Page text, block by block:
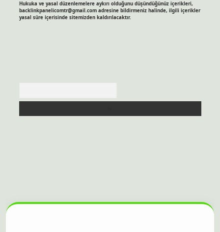
Hukuka ve yasal düzenlemelere aykırı olduğunu düşündüğünüz içerikleri,
backlinkpanelicomtr@gmail.comadresine bildirmeniz halinde, ilgili içerikler
yasal süre içerisinde sitemizden kaldırılacaktır.